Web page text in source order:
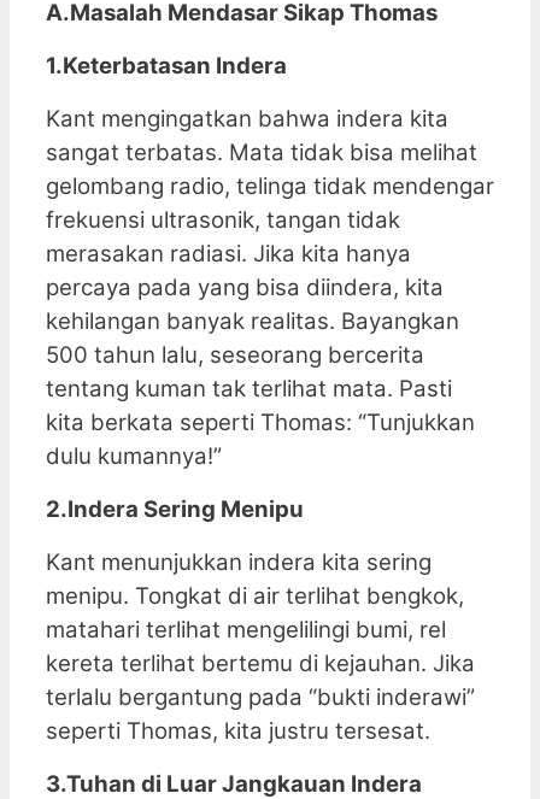
A.Masalah Mendasar Sikap Thomas
1.Keterbatasan Indera
Kant mengingatkan bahwa indera kita
sangat terbatas. Mata tidak bisa melihat
gelombang radio, telinga tidak mendengar
frekuensi ultrasonik, tangan tidak
merasakan radiasi. Jika kita hanya
percaya pada yang bisa diindera, kita
kehilangan banyak realitas. Bayangkan
500 tahun lalu, seseorang bercerita
tentang kuman tak terlihat mata. Pasti
kita berkata seperti Thomas: “Tunjukkan
dulu kumannya!”
2.Indera Sering Menipu
Kant menunjukkan indera kita sering
menipu. Tongkat di air terlihat bengkok,
matahari terlihat mengelilingi bumi, rel
kereta terlihat bertemu di kejauhan. Jika
terlalu bergantung pada “bukti inderawi”
seperti Thomas, kita justru tersesat.
3.Tuhan di Luar Jangkauan Indera